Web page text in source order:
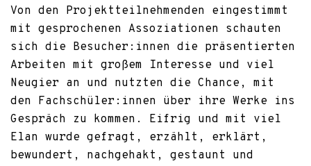
Von den Projektteilnehmenden eingestimmt
mit gesprochenen Assoziationen schauten
sich die Besucher:innen die präsentierten
Arbeiten mit großem Interesse und viel
Neugier an und nutzten die Chance, mit
den Fachschüler:innen über ihre Werke ins
Gespräch zu kommen. Eifrig und mit viel
Elan wurde gefragt, erzählt, erklärt,
bewundert, nachgehakt, gestaunt und